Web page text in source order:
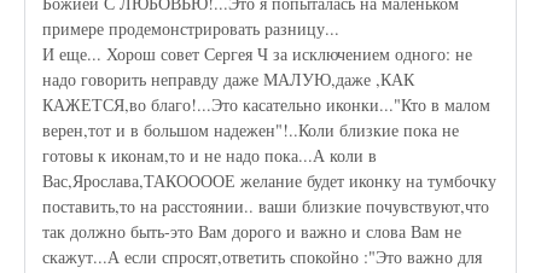
примере продемонстрировать разницу...
И еще... Хорош совет Сергея Ч за исключением одного: не
надо говорить неправду даже МАЛУЮ,даже ,КАК
КАЖЕТСЯ,во благо!...Это касательно иконки..."Кто в малом
верен,тот и в большом надежен"!..Коли близкие пока не
готовы к иконам,то и не надо пока...А коли в
Вас,Ярослава,ТАКООООЕ желание будет иконку на тумбочку
поставить,то на расстоянии.. ваши близкие почувствуют,что
так должно быть-это Вам дорого и важно и слова Вам не
скажут...А если спросят,ответить спокойно :"Это важно для